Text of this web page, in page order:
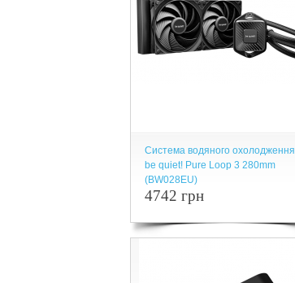
Система водяного охолодження
be quiet! Pure Loop 3 280mm
(BW028EU)
4742 грн